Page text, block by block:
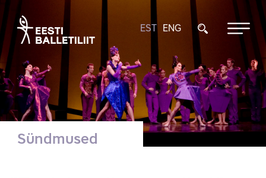
EST ENG
Sündmused